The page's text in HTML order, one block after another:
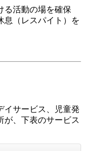
る活動の場を確保
息（レスパイト）を
イサービス、児童発
が、下表のサービス